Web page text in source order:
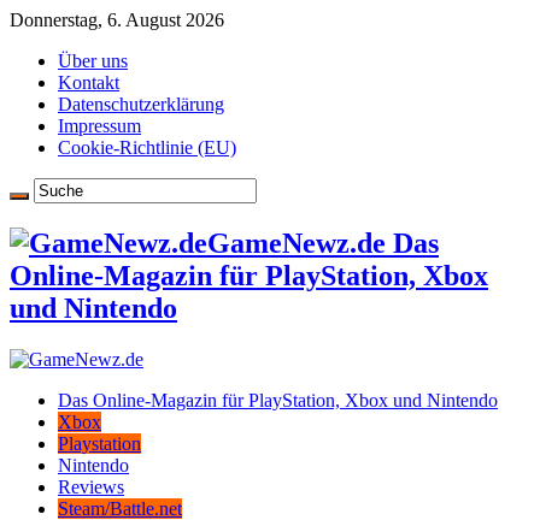
Donnerstag, 6. August 2026
Über uns
Kontakt
Datenschutzerklärung
Impressum
Cookie-Richtlinie (EU)
GameNewz.de Das
Online-Magazin für PlayStation, Xbox
und Nintendo
Das Online-Magazin für PlayStation, Xbox und Nintendo
Xbox
Playstation
Nintendo
Reviews
Steam/Battle.net